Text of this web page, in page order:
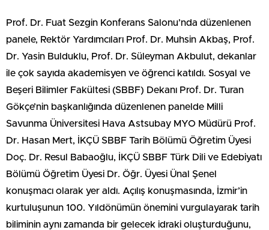
Prof. Dr. Fuat Sezgin Konferans Salonu’nda düzenlenen
panele, Rektör Yardımcıları Prof. Dr. Muhsin Akbaş, Prof.
Dr. Yasin Bulduklu, Prof. Dr. Süleyman Akbulut, dekanlar
ile çok sayıda akademisyen ve öğrenci katıldı. Sosyal ve
Beşeri Bilimler Fakültesi (SBBF) Dekanı Prof. Dr. Turan
Gökçe’nin başkanlığında düzenlenen panelde Milli
Savunma Üniversitesi Hava Astsubay MYO Müdürü Prof.
Dr. Hasan Mert, İKÇÜ SBBF Tarih Bölümü Öğretim Üyesi
Doç. Dr. Resul Babaoğlu, İKÇÜ SBBF Türk Dili ve Edebiyatı
Bölümü Öğretim Üyesi Dr. Öğr. Üyesi Ünal Şenel
konuşmacı olarak yer aldı. Açılış konuşmasında, İzmir’in
kurtuluşunun 100. Yıldönümün önemini vurgulayarak tarih
biliminin aynı zamanda bir gelecek idraki oluşturduğunu,